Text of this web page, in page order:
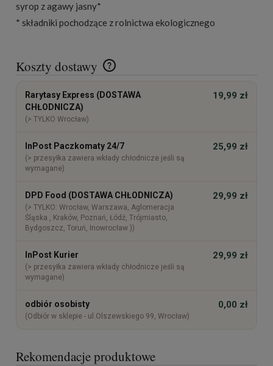
syrop z agawy jasny*
* składniki pochodzące z rolnictwa ekologicznego
Koszty dostawy
Cena nie zawiera ewentualnych kosztów płatności
Rarytasy Express (DOSTAWA
CHŁODNICZA)
(> TYLKO Wrocław)
19,99 zł
InPost Paczkomaty 24/7
(> przesyłka zawiera wkłady chłodnicze jeśli są
wymagane)
25,99 zł
DPD Food (DOSTAWA CHŁODNICZA)
(> TYLKO: Wrocław, Warszawa, Aglomeracja
Śląska , Kraków, Poznań, Łódź, Trójmiasto,
Bydgoszcz, Toruń, Inowrocław ))
29,99 zł
InPost Kurier
(> przesyłka zawiera wkłady chłodnicze jeśli są
wymagane)
29,99 zł
odbiór osobisty
(Odbiór w sklepie - ul.Olszewskiego 99, Wrocław)
0,00 zł
Rekomendacje produktowe